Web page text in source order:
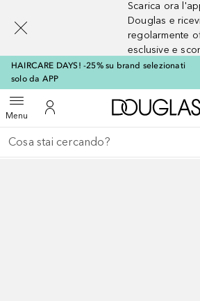
Scarica ora
Douglas e
regolarmente
esclusive e
HAIRCARE DAYS! -25% su brand selezionati
solo da APP
MenuApri menuAl Mio Account
Torna indietro
Esegui ricerca
[navigation.slideout.screenreader]